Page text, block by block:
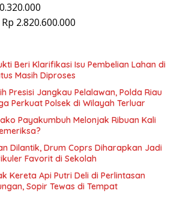
2.820.600.000
Beri Klarifikasi Isu Pembelian Lahan di
Masih Diproses
Presisi Jangkau Pelalawan, Polda Riau
Perkuat Polsek di Wilayah Terluar
Payakumbuh Melonjak Ribuan Kali
Dilantik, Drum Coprs Diharapkan Jadi
Favorit di Sekolah
Kereta Api Putri Deli di Perlintasan
Sopir Tewas di Tempat